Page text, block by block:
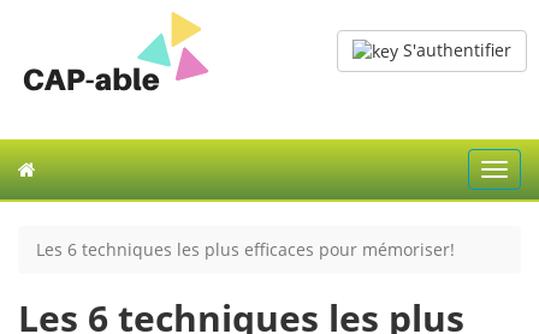
S'authentifier
Les 6 techniques les plus efficaces pour mémoriser!
Les 6 techniques les plus